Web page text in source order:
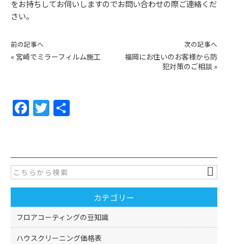
をお持ちしてお伺いしますのでお問い合わせの際ご連絡くだ
さい。
前の記事へ
« 宮崎でミラーフィルム施工
次の記事へ
福岡にお住いのお客様から防
犯対策のご相談 »
F
a
e
b
o
o
k
T
w
er
カテゴリー
フロアコーティングの豆知識
ハウスクリーニング価格表